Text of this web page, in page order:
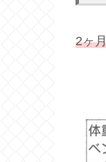
2ヶ